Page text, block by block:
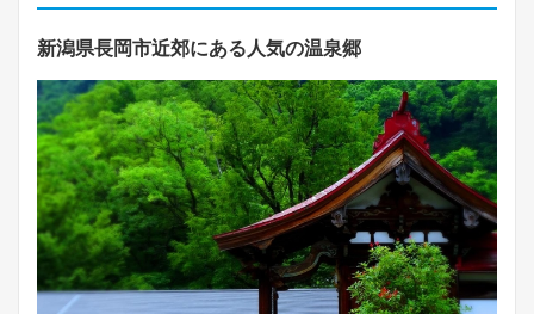
新潟県長岡市近郊にある人気の温泉郷